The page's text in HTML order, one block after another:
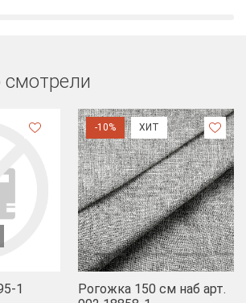
1
-10% ХИТ
Рогожка 150 см наб арт.